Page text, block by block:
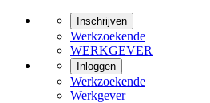
Inschrijven
Werkzoekende
WERKGEVER
Inloggen
Werkzoekende
Werkgever